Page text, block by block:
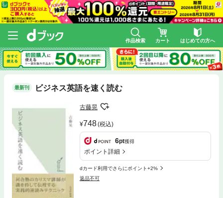
作品検索 カート はじめての方へ
最新刊 ビジネス英語を速く読む
古藤晃
748(税込)
6pt獲得
ポイント詳細
dカード利用でさらにポイント+2%
返品不可